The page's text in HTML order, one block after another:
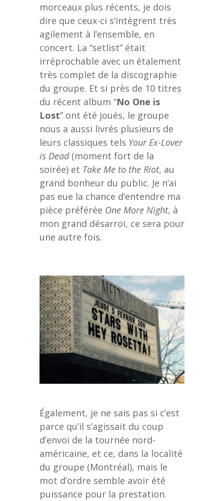
morceaux plus récents, je dois
dire que ceux-ci s’intègrent très
agilement à l’ensemble, en
concert. La “setlist” était
irréprochable avec un étalement
très complet de la discographie
du groupe. Et si près de 10 titres
du récent album “No One is
Lost” ont été joués, le groupe
nous a aussi livrés plusieurs de
leurs classiques tels Your Ex-Lover
is Dead(moment fort de la
soirée) et Take Me to the Riot, au
grand bonheur du public. Je n’ai
pas eue la chance d’entendre ma
pièce préférée One More Night, à
mon grand désarroi, ce sera pour
une autre fois.
Également, je ne sais pas si c’est
parce qu’il s’agissait du coup
d’envoi de la tournée nord-
américaine, et ce, dans la localité
du groupe (Montréal), mais le
mot d’ordre semble avoir été
puissance pour la prestation.